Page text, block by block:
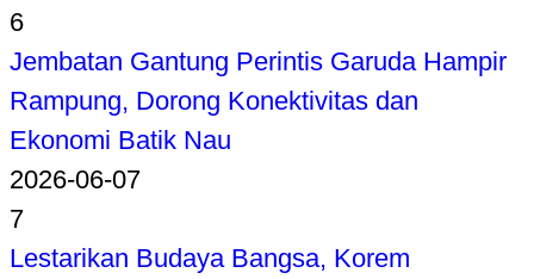
6
Jembatan Gantung Perintis Garuda Hampir
Rampung, Dorong Konektivitas dan
Ekonomi Batik Nau
2026-06-07
7
Lestarikan Budaya Bangsa, Korem